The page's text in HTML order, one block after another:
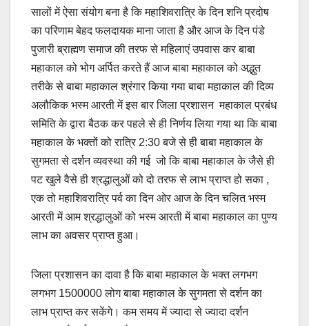
सालों में ऐसा संयोग बना है कि महाशिवरात्रि के दिन शनि प्रदोष
का परिणाम बेहद फलदायक माना जाता है और आज के दिन पंडे
पुजारी ब्राह्मण समाज की तरफ से महिलाएं उपवास कर बाबा
महाकाल को भोग अर्पित करते हैं आज बाबा महाकाल को अद्भुत
तरीके से बाबा महाकाल श्रंगार किया गया बाबा महाकाल की दिव्य
अलौकिक भस्म आरती में इस बार जिला प्रशासन महाकाल प्रबंध
समिति के द्वारा बैठक कर पहले से ही निर्णय लिया गया था कि बाबा
महाकाल के भक्तों को रात्रि 2:30 बजे से ही बाबा महाकाल के
सुगमता से दर्शन व्यवस्था की गई जो कि बाबा महाकाल के जैसे ही
पट खुले वैसे ही श्रद्धालुओं को दो तरफ से लाभ प्राप्त हो सका ,
एक तो महाशिवरात्रि पर्व का दिन ओर आज के दिन चलित भस्म
आरती में आम श्रद्धालुओं को भस्म आरती में बाबा महाकाल का पुण्य
लाभ का अवसर प्राप्त हुआ।
जिला प्रशासन का दावा है कि बाबा महाकाल के भक्त लगभग
लगभग 1500000 लोग बाबा महाकाल के सुगमता से दर्शन का
लाभ प्राप्त कर सकेंगे। कम समय में ज्यादा से ज्यादा दर्शन